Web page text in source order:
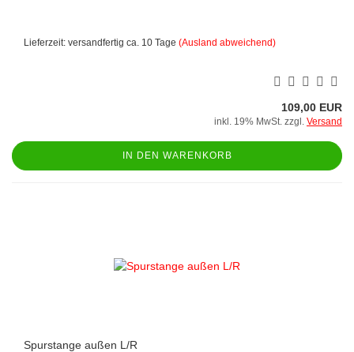
Lieferzeit: versandfertig ca. 10 Tage (Ausland abweichend)
109,00 EUR
inkl. 19% MwSt. zzgl. Versand
IN DEN WARENKORB
Spurstange außen L/R